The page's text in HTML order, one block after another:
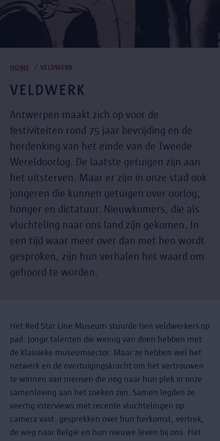
Kruimelpad
HOME VELDWERK
VELDWERK
Antwerpen maakt zich op voor de
festiviteiten rond 75 jaar bevrijding en de
herdenking van het einde van de Tweede
Wereldoorlog. De laatste getuigen zijn aan
het uitsterven. Maar er zijn in onze stad ook
jongeren die kunnen getuigen over oorlog,
honger en dictatuur. Nieuwkomers, die als
vluchteling naar ons land zijn gekomen. In
een tijd waar meer over dan met hen wordt
gesproken, zijn hun verhalen het waard om
gehoord te worden.
Het Red Star Line Museum stuurde tien veldwerkers op
pad. Jonge talenten die weinig van doen hebben met
de klassieke museumsector. Maar ze hebben wel het
netwerk en de overtuigingskracht om het vertrouwen
te winnen van mensen die nog naar hun plek in onze
samenleving aan het zoeken zijn. Samen legden ze
veertig interviews met recente vluchtelingen op
camera vast: gesprekken over hun herkomst, vertrek,
de weg naar België en hun nieuwe leven bij ons. Het